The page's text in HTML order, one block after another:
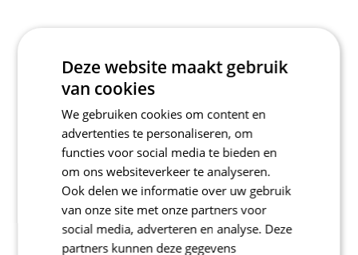
Deze website maakt gebruik
van cookies
We gebruiken cookies om content en
advertenties te personaliseren, om
functies voor social media te bieden en
om ons websiteverkeer te analyseren.
Ook delen we informatie over uw gebruik
van onze site met onze partners voor
social media, adverteren en analyse. Deze
partners kunnen deze gegevens